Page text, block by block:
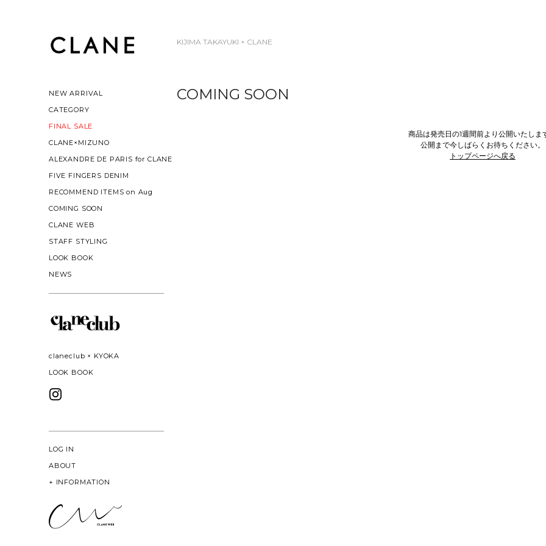
NEW ARRIVAL
CATEGORY
FINAL SALE
CLANE×MIZUNO
ALEXANDRE DE PARIS for CLANE
FIVE FINGERS DENIM
RECOMMEND ITEMS on Aug
COMING SOON
CLANE WEB
STAFF STYLING
LOOK BOOK
NEWS
claneclub × KYOKA
LOOK BOOK
LOG IN
ABOUT
+ INFORMATION
KIJIMA TAKAYUKI × CLANE
COMING SOON
商品は発売日の1週間前より公開いたしま
公開まで今しばらくお待ちください。
トップページへ戻る